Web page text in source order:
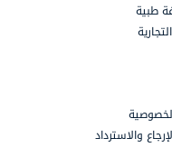
طبية
والاسترداد